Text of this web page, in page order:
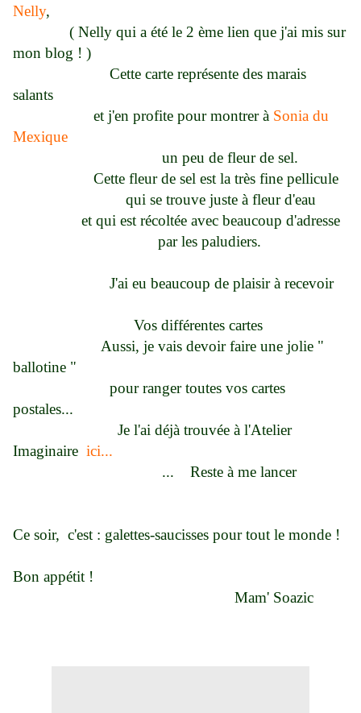
Nelly,
( Nelly qui a été le 2 ème lien que j'ai mis sur
mon blog ! )
Cette carte représente des marais
salants
et j'en profite pour montrer à Sonia du
Mexique
un peu de fleur de sel.
Cette fleur de sel est la très fine pellicule
qui se trouve juste à fleur d'eau
et qui est récoltée avec beaucoup d'adresse
par les paludiers.
J'ai eu beaucoup de plaisir à recevoir
Vos différentes cartes
Aussi, je vais devoir faire une jolie "
ballotine "
pour ranger toutes vos cartes
postales...
Je l'ai déjà trouvée à l'Atelier
Imaginaire ici...
...
Reste à me lancer
Ce soir, c'est : galettes-saucisses pour tout le monde !
Bon appétit !
Mam' Soazic